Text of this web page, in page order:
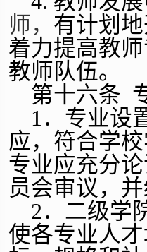
师， 有计划
着力提高教
教师队伍。
第十六条
1． 专业设
应，符合学
专业应充分
员会审议，
2．二级学
使各专业人